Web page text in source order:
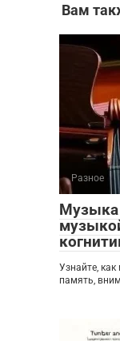
Вам
Разное
Музыка
Узнайте,
память,